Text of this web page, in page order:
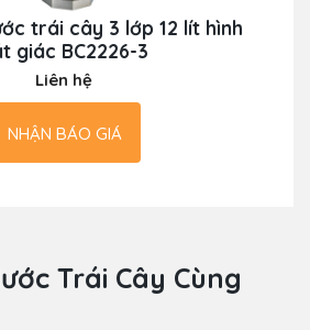
trái cây 3 lớp 12 lít hình
giác BC2226-3
Liên hệ
NHẬN BÁO GIÁ
Trái Cây Cùng